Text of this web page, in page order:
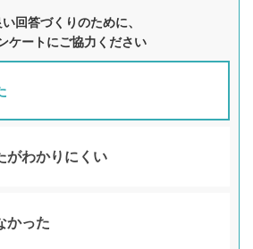
回答づくりのために、
ケートにご協力ください
がわかりにくい
かった